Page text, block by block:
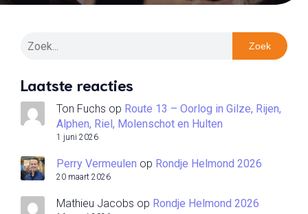
Zoek
Laatste reacties
Ton Fuchs op Route 13 – Oorlog in Gilze, Rijen,
Alphen, Riel, Molenschot en Hulten
1 juni 2026
Perry Vermeulen op Rondje Helmond 2026
20 maart 2026
Mathieu Jacobs op Rondje Helmond 2026